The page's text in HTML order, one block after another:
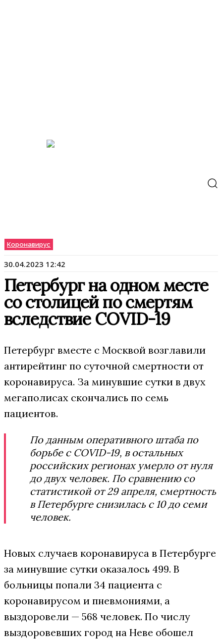
Коронавирус
30.04.2023 12:42
Петербург на одном месте
со столицей по смертям
вследствие COVID-19
Петербург вместе с Москвой возглавили
антирейтинг по суточной смертности от
коронавируса. За минувшие сутки в двух
мегаполисах скончались по семь
пациентов.
По данным оперативного штаба по
борьбе с COVID-19, в остальных
российских регионах умерло от нуля
до двух человек. По сравнению со
статистикой от 29 апреля, смертность
в Петербурге снизилась с 10 до семи
человек.
Новых случаев коронавируса в Петербурге
за минувшие сутки оказалось 499. В
больницы попали 34 пациента с
коронавирусом и пневмониями, а
выздоровели — 568 человек. По числу
выздоровевших город на Неве обошел